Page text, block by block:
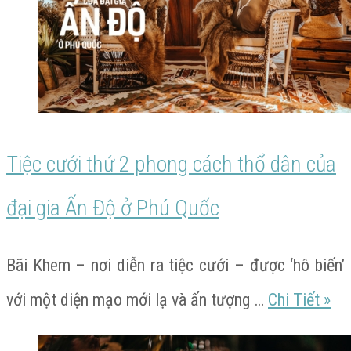
ảo’
của
đại
gia
Ấn
ở
Phú
Tiệc cưới thứ 2 phong cách thổ dân của
đại gia Ấn Độ ở Phú Quốc
Bãi Khem – nơi diễn ra tiệc cưới – được ‘hô biến’
với một diện mạo mới lạ và ấn tượng … Chi Tiết Tiệc
»